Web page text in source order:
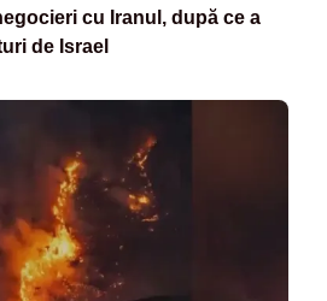
cu Iranul, după ce a
de Israel